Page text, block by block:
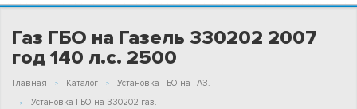
Газ ГБО на Газель 330202 2007
год 140 л.с. 2500
Главная Каталог
Установка ГБО на ГАЗ.
Установка ГБО на 330202 газ.